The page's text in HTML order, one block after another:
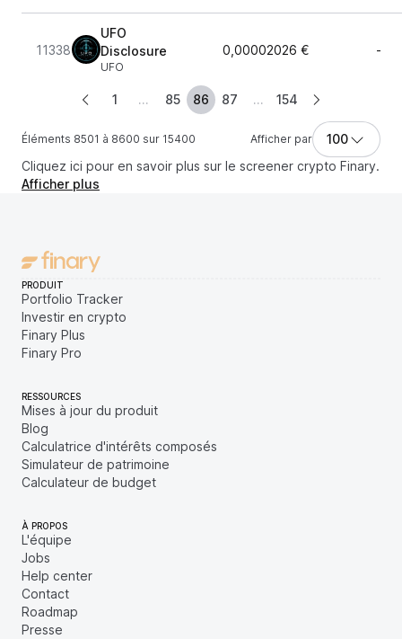
11338
UFO
Disclosure
UFO
0,00002026 € -
Éléments 8501 à 8600 sur 15400
1 ... 85 86 87 ... 154
Afficher par
100
Cliquez ici pour en savoir plus sur le screener crypto Finary.
Afficher plus
PRODUIT
Portfolio Tracker
Investir en crypto
Finary Plus
Finary Pro
RESSOURCES
Mises à jour du produit
Blog
Calculatrice d'intérêts composés
Simulateur de patrimoine
Calculateur de budget
À PROPOS
L'équipe
Jobs
Help center
Contact
Roadmap
Presse